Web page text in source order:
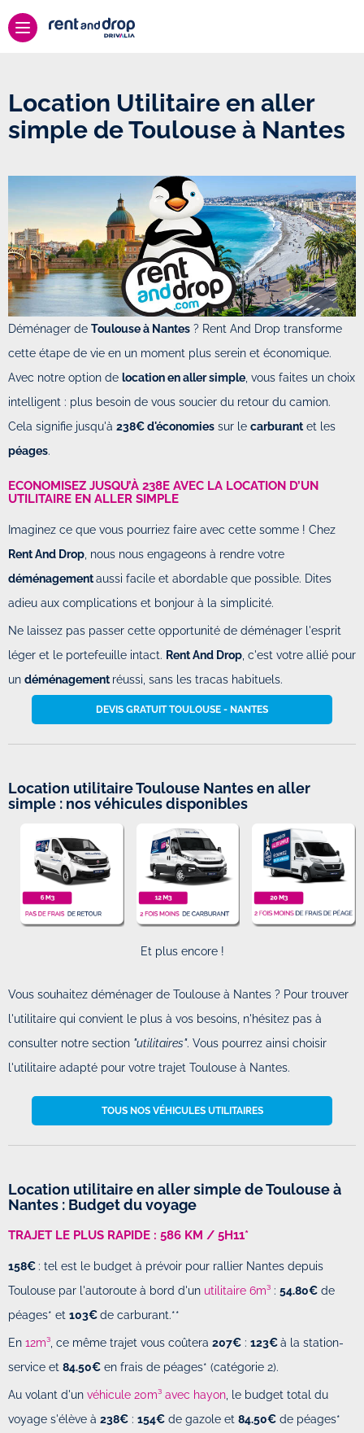
Location Utilitaire en aller
simple de Toulouse à Nantes
Déménager de Toulouse à Nantes ? Rent And Drop transforme
cette étape de vie en un moment plus serein et économique.
Avec notre option de location en aller simple , vous faites un choix
intelligent : plus besoin de vous soucier du retour du camion.
Cela signifie jusqu'à 238€ d'économies sur le carburant et les
péages.
ECONOMISEZ JUSQU’À 238E AVEC LA LOCATION D’UN
UTILITAIRE EN ALLER SIMPLE
Imaginez ce que vous pourriez faire avec cette somme ! Chez
Rent And Drop , nous nous engageons à rendre votre
déménagementaussi facile et abordable que possible. Dites
adieu aux complications et bonjour à la simplicité.
Ne laissez pas passer cette opportunité de déménager l'esprit
léger et le portefeuille intact. Rent And Drop , c'est votre allié pour
un déménagement réussi, sans les tracas habituels.
DEVIS GRATUIT TOULOUSE - NANTES
Location utilitaire Toulouse Nantes en aller
simple : nos véhicules disponibles
Et plus encore !
Vous souhaitez déménager de Toulouse à Nantes ? Pour trouver
l'utilitaire qui convient le plus à vos besoins, n'hésitez pas à
consulter notre section "utilitaires". Vous pourrez ainsi choisir
l'utilitaire adapté pour votre trajet Toulouse à Nantes.
TOUS NOS VÉHICULES UTILITAIRES
Location utilitaire en aller simple de Toulouse à
Nantes : Budget du voyage
TRAJET LE PLUS RAPIDE : 586 KM / 5H11*
158€ : tel est le budget à prévoir pour rallier Nantes depuis
Toulouse par l'autoroute à bord d'un utilitaire 6m³ : 54.80€ de
péages* et 103€de carburant.**
En 12m³, ce même trajet vous coûtera 207€ : 123€à la station-
service et 84.50€ en frais de péages* (catégorie 2).
Au volant d'un véhicule 20m³ avec hayon, le budget total du
voyage s'élève à 238€ : 154€ de gazole et 84.50€ de péages*